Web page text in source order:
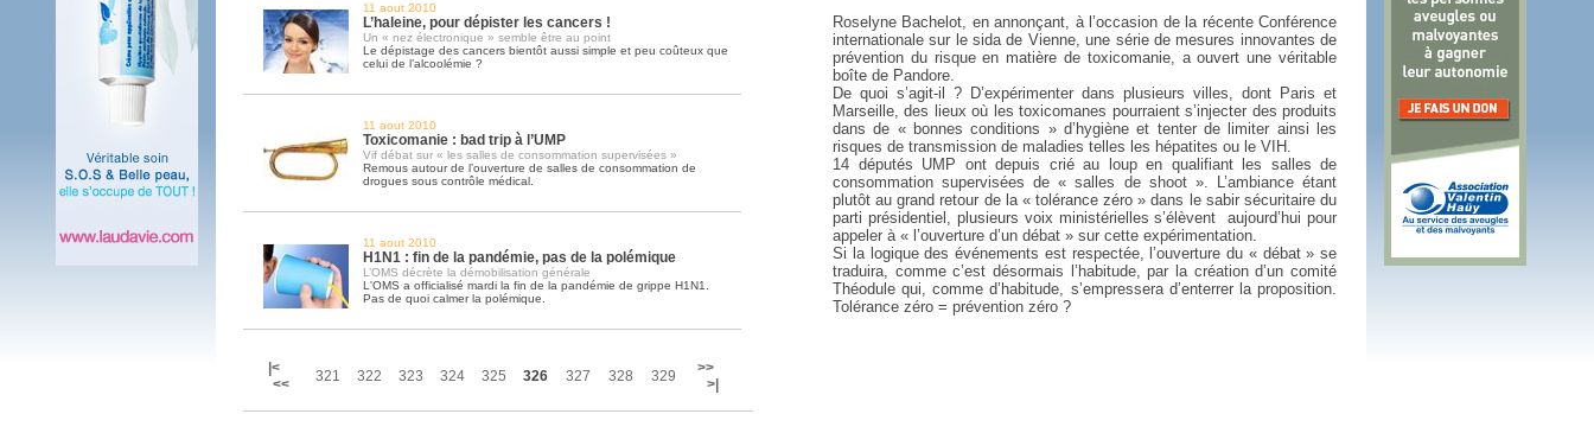
11 aout 2010
L’haleine, pour dépister les cancers !
Un « nez électronique » semble être au point
Le dépistage des cancers bientôt aussi simple et peu coûteux que
celui de l’alcoolémie ?
11 aout 2010
Toxicomanie : bad trip à l’UMP
Vif débat sur « les salles de consommation supervisées »
Remous autour de l’ouverture de salles de consommation de
drogues sous contrôle médical.
11 aout 2010
H1N1 : fin de la pandémie, pas de la polémique
L’OMS décrète la démobilisation générale
L'OMS a officialisé mardi la fin de la pandémie de grippe H1N1.
Pas de quoi calmer la polémique.
|<
<<
321 322 323 324 325 326 327 328 329
>>
>|
Roselyne Bachelot, en annonçant, à l’occasion de la récente Conférence
internationale sur le sida de Vienne, une série de mesures innovantes de
prévention du risque en matière de toxicomanie, a ouvert une véritable
boîte de Pandore.
De quoi s’agit-il ? D’expérimenter dans plusieurs villes, dont Paris et
Marseille, des lieux où les toxicomanes pourraient s’injecter des produits
dans de « bonnes conditions » d’hygiène et tenter de limiter ainsi les
risques de transmission de maladies telles les hépatites ou le VIH.
14 députés UMP ont depuis crié au loup en qualifiant les salles de
consommation supervisées de « salles de shoot ». L’ambiance étant
plutôt au grand retour de la « tolérance zéro » dans le sabir sécuritaire du
parti présidentiel, plusieurs voix ministérielles s’élèvent
aujourd’hui pour
appeler à « l’ouverture d’un débat » sur cette expérimentation.
Si la logique des événements est respectée, l’ouverture du « débat » se
traduira, comme c’est désormais l’habitude, par la création d’un comité
Théodule qui, comme d’habitude, s’empressera d’enterrer la proposition.
Tolérance zéro = prévention zéro ?